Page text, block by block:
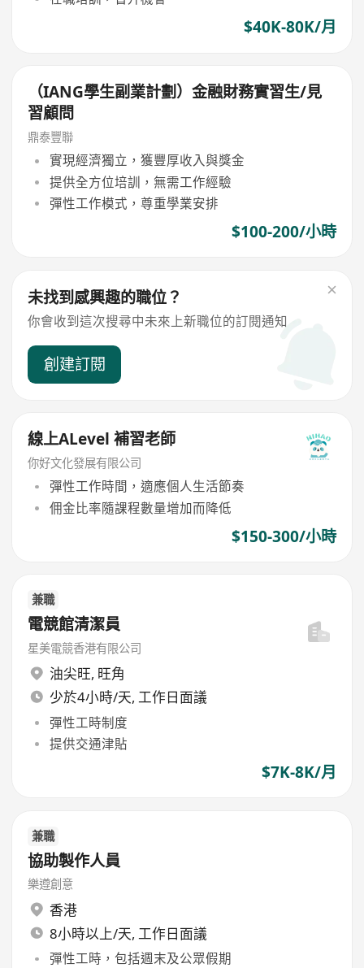
$40K-80K/月
（IANG學生副業計劃）金融財務實習生/見
習顧問
鼎泰豐聯
實現經濟獨立，獲豐厚收入與獎金
提供全方位培訓，無需工作經驗
彈性工作模式，尊重學業安排
$100-200/小時
未找到感興趣的職位？
你會收到這次搜尋中未來上新職位的訂閱通知
創建訂閱
線上ALevel 補習老師
你好文化發展有限公司
彈性工作時間，適應個人生活節奏
佣金比率隨課程數量增加而降低
$150-300/小時
兼職
電競館清潔員
星美電競香港有限公司
油尖旺, 旺角
少於4小時/天, 工作日面議
彈性工時制度
提供交通津貼
$7K-8K/月
兼職
協助製作人員
樂遵創意
香港
8小時以上/天, 工作日面議
彈性工時，包括週末及公眾假期